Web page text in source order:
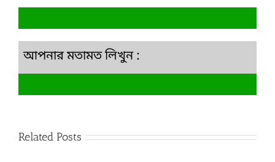
আপনার মতামত লিখুন :
Related Posts